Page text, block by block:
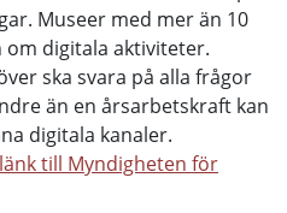
Museer med mer än 10
om digitala aktiviteter.
ska svara på alla frågor
än en årsarbetskraft kan
digitala kanaler.
till Myndigheten för